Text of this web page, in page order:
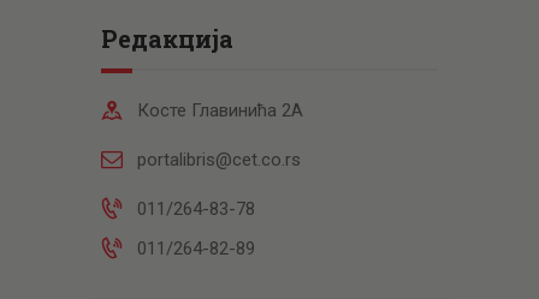
Редакција
Косте Главинића 2А
portalibris@cet.co.rs
011/264-83-78
011/264-82-89